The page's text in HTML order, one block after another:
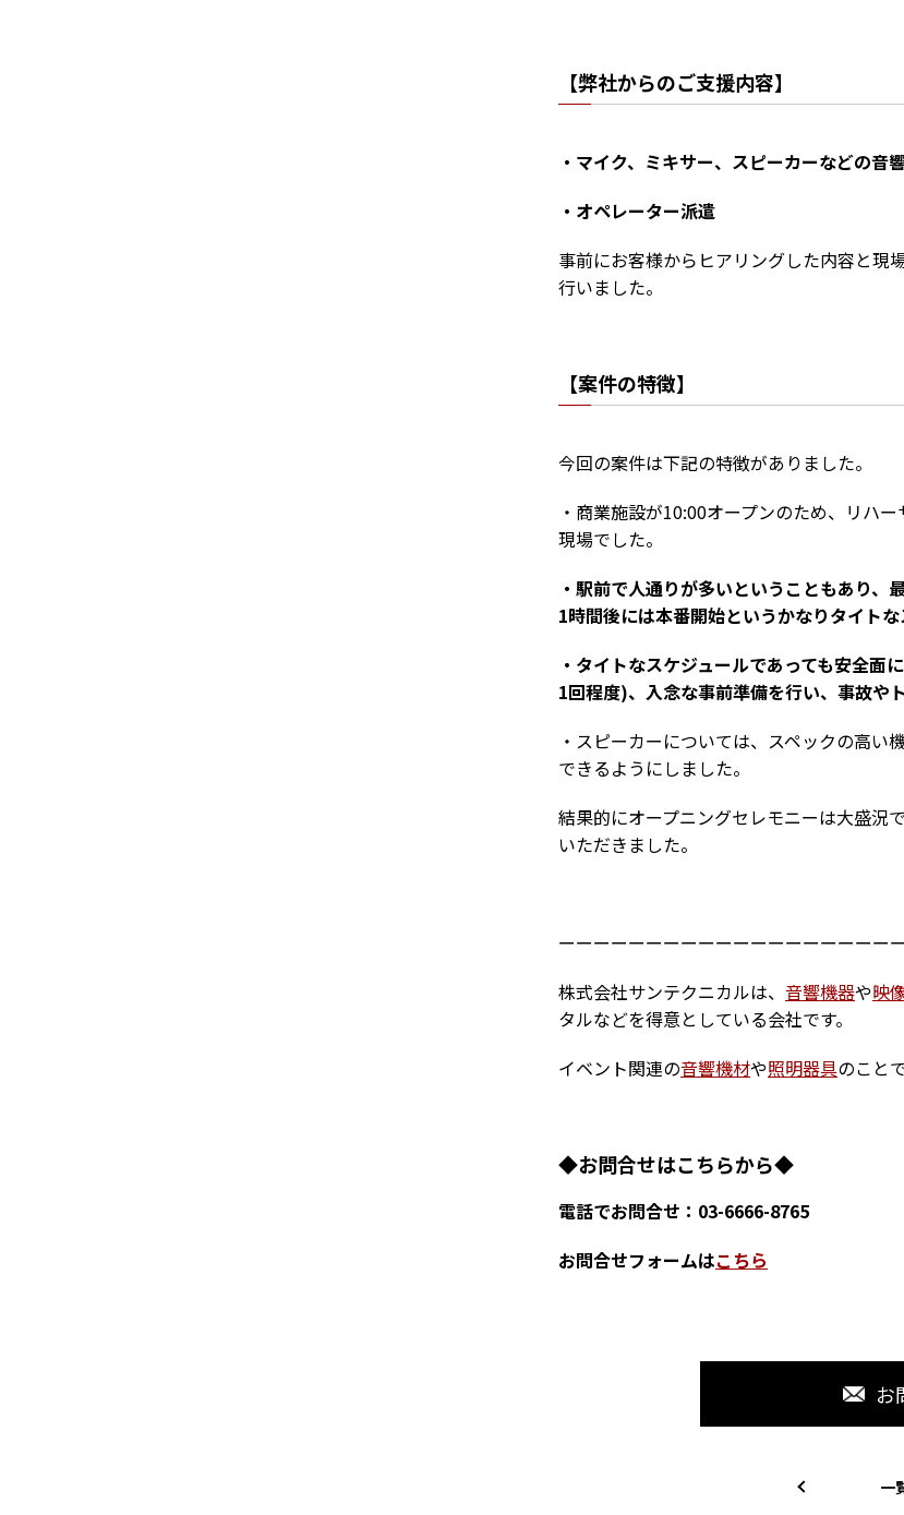
【弊社からのご支援内容】
・マイク、ミキサー、スピーカーなどの音
・オペレーター派遣
事前にお客様からヒアリングした内容と現
行いました。
【案件の特徴】
今回の案件は下記の特徴がありました。
・商業施設が10:00オープンのため、リハ
現場でした。
・駅前で人通りが多いということもあり、
1時間後には本番開始というかなりタイトな
・タイトなスケジュールであっても安全
1回程度)、入念な事前準備を行い、事故や
・スピーカーについては、スペックの高
できるようにしました。
結果的にオープニングセレモニーは大盛況
いただきました。
ーーーーーーーーーーーーーーーーーーー
株式会社サンテクニカルは、 音響機器や映
タルなどを得意としている会社です。
イベント関連の音響機材や照明器具のこと
◆お問合せはこちらから◆
電話でお問合せ：03-6666-8765
お問合せフォームはこちら
お
一